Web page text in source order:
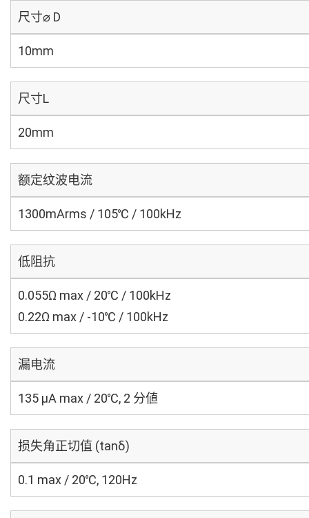
尺寸⌀ D
10mm
尺寸L
20mm
额定纹波电流
1300mArms / 105℃ / 100kHz
低阻抗
0.055Ω max / 20℃ / 100kHz
0.22Ω max / -10℃ / 100kHz
漏电流
135 μA max / 20℃, 2 分値
损失角正切值 (tanδ)
0.1 max / 20℃, 120Hz